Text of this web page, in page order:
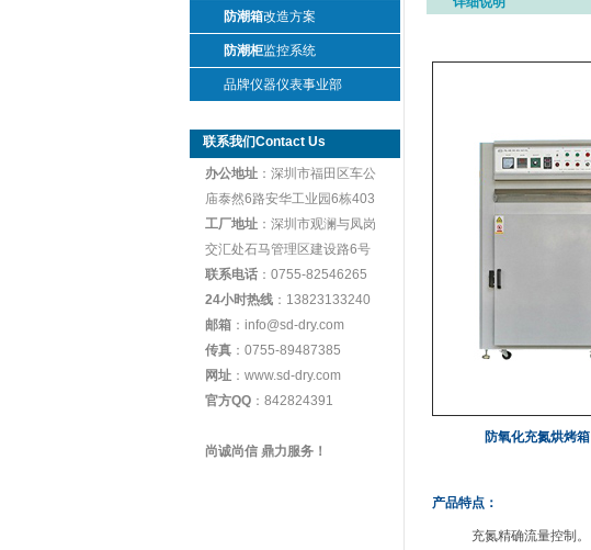
防潮箱改造方案
防潮柜监控系统
品牌仪器仪表事业部
联系我们Contact Us
办公地址 ：深圳市福田区车公
庙泰然6路安华工业园6栋403
工厂地址 ：深圳市观澜与凤岗
交汇处石马管理区建设路6号
联系电话 ：0755-82546265
24小时热线 ：13823133240
邮箱 ：info@sd-dry.com
传真 ：0755-89487385
网址 ：www.sd-dry.com
官方QQ ：842824391
尚诚尚信 鼎力服务！
防氧化充氮烘烤箱
产品特点：
充氮精确流量控制。